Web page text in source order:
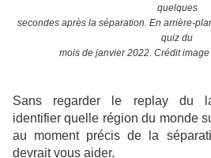
quelques
secondes après la séparation. En arrière-
quiz du
mois de janvier 2022. Crédit
Sans regarder le replay du
identifier quelle région du monde
au moment précis de la
devrait vous aider.